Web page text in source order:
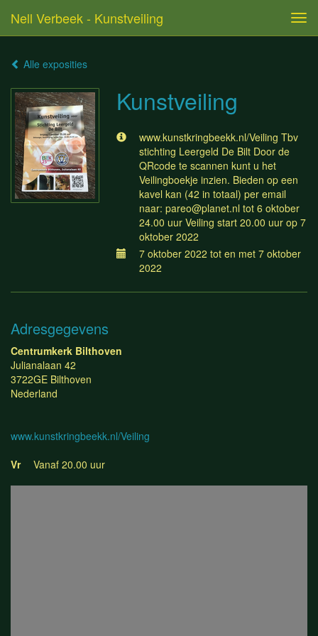
Nell Verbeek - Kunstveiling
Alle exposities
Kunstveiling
www.kunstkringbeekk.nl/Veiling Tbv
stichting Leergeld De Bilt Door de
QRcode te scannen kunt u het
Veilingboekje inzien. Bieden op een
kavel kan (42 in totaal) per email
naar: pareo@planet.nl tot 6 oktober
24.00 uur Veiling start 20.00 uur op 7
oktober 2022
7 oktober 2022 tot en met 7 oktober
2022
Adresgegevens
Centrumkerk Bilthoven
Julianalaan 42
3722GE Bilthoven
Nederland
www.kunstkringbeekk.nl/Veiling
Vr
Vanaf 20.00 uur